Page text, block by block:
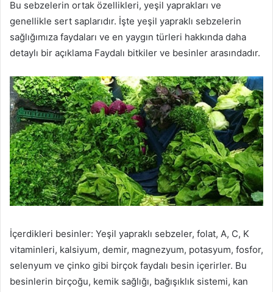
Bu sebzelerin ortak özellikleri, yeşil yaprakları ve
genellikle sert saplarıdır. İşte yeşil yapraklı sebzelerin
sağlığımıza faydaları ve en yaygın türleri hakkında daha
detaylı bir açıklama Faydalı bitkiler ve besinler arasındadır.
İçerdikleri besinler: Yeşil yapraklı sebzeler, folat, A, C, K
vitaminleri, kalsiyum, demir, magnezyum, potasyum, fosfor,
selenyum ve çinko gibi birçok faydalı besin içerirler. Bu
besinlerin birçoğu, kemik sağlığı, bağışıklık sistemi, kan